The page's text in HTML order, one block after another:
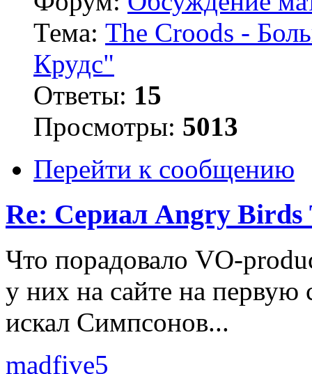
Тема: The Croods -
Крудс"
Ответы: 15
Просмотры: 5013
Перейти к сообщению
Re: Сериал Angry Birds
Что порадовало VO-
у них на сайте на первую
искал Симпсонов...
madfive5